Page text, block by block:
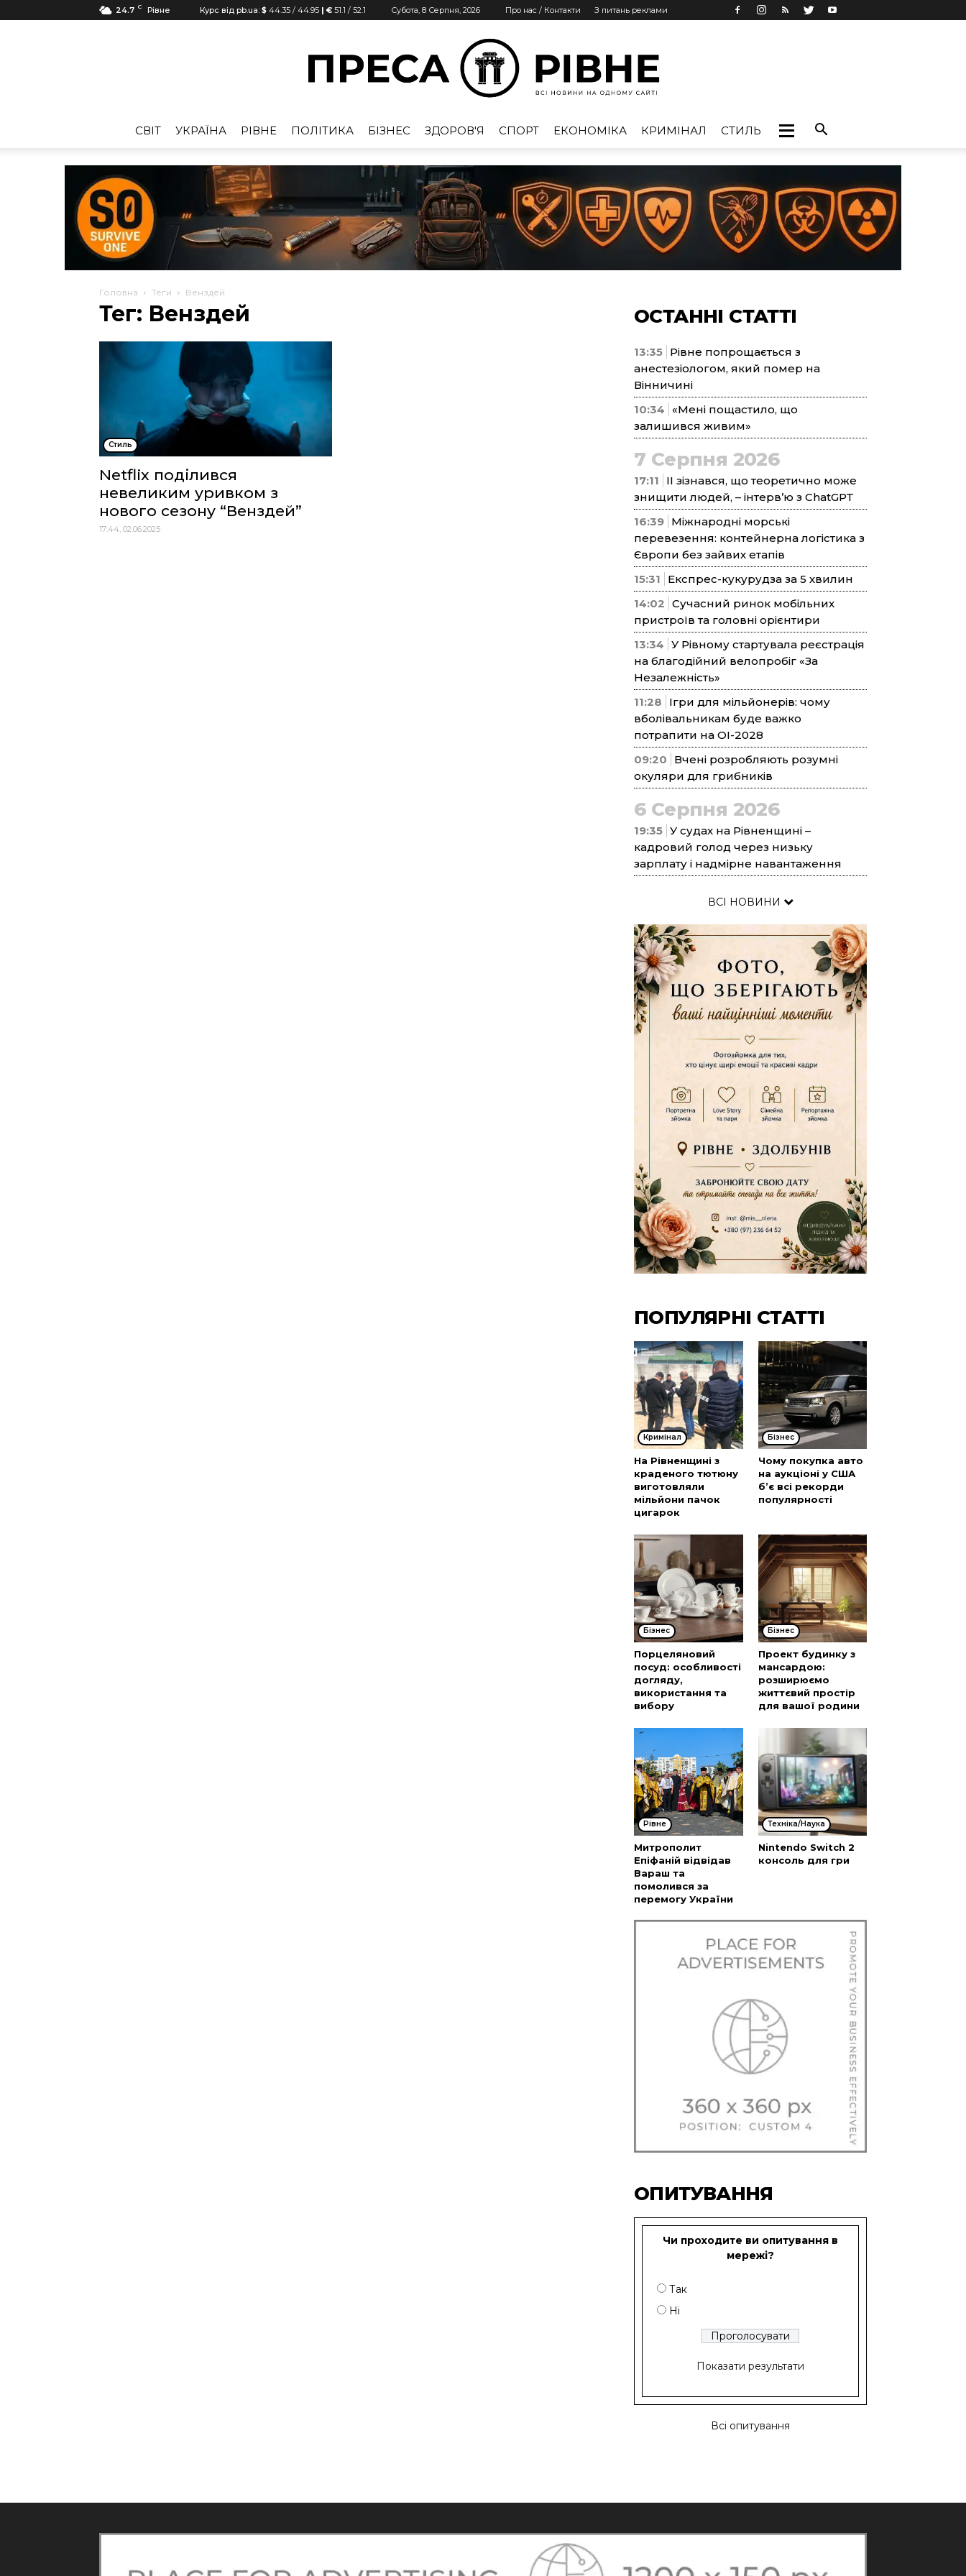
24.7 C Рівне Курс від pb.ua: $ 44.35 / 44.95 | € 51.1 / 52.1 Субота, 8 Серпня, 2026 Про нас / Контакти З питань реклами
Рівне
CВІТ УКРАЇНА РІВНЕ ПОЛІТИКА БІЗНЕС ЗДОРОВ'Я СПОРТ ЕКОНОМІКА КРИМІНАЛ СТИЛЬ
Головна Теги Венздей
Тег: Венздей
Стиль
Netflix поділився
невеликим уривком з
нового сезону “Венздей”
17:44, 02.06.2025
ОСТАННІ СТАТТІ
13:35 Рівне попрощається з
анестезіологом, який помер на
Вінничині
10:34
«Мені пощастило, що
залишився живим»
7 Серпня 2026
17:11
ІІ зізнався, що теоретично може
знищити людей, – інтерв’ю з ChatGPT
16:39 Міжнародні морські
перевезення: контейнерна логістика з
Європи без зайвих етапів
15:31
Експрес-кукурудза за 5 хвилин
14:02 Сучасний ринок мобільних
пристроїв та головні орієнтири
13:34 У Рівному стартувала реєстрація
на благодійний велопробіг «За
Незалежність»
11:28
Ігри для мільйонерів: чому
вболівальникам буде важко
потрапити на ОІ-2028
09:20
Вчені розробляють розумні
окуляри для грибників
6 Серпня 2026
19:35 У судах на Рівненщині –
кадровий голод через низьку
зарплату і надмірне навантаження
ВСІ НОВИНИ
ПОПУЛЯРНІ СТАТТІ
Кримінал
На Рівненщині з
краденого тютюну
виготовляли
мільйони пачок
цигарок
Бізнес
Чому покупка авто
на аукціоні у США
б’є всі рекорди
популярності
Бізнес
Порцеляновий
посуд: особливості
догляду,
використання та
вибору
Бізнес
Проект будинку з
мансардою:
розширюємо
життєвий простір
для вашої родини
Рівне
Митрополит
Епіфаній відвідав
Вараш та
помолився за
перемогу України
Техніка/Наука
Nintendo Switch 2
консоль для гри
ОПИТУВАННЯ
Чи проходите ви опитування в
мережі?
Так
Ні
Показати результати
Всі опитування